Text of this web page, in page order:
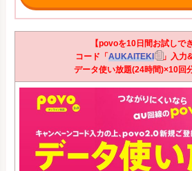
【povoを10日間お試しで
コード「 AUKAITEKI
」入力
データ使い放題(24時間)×10回